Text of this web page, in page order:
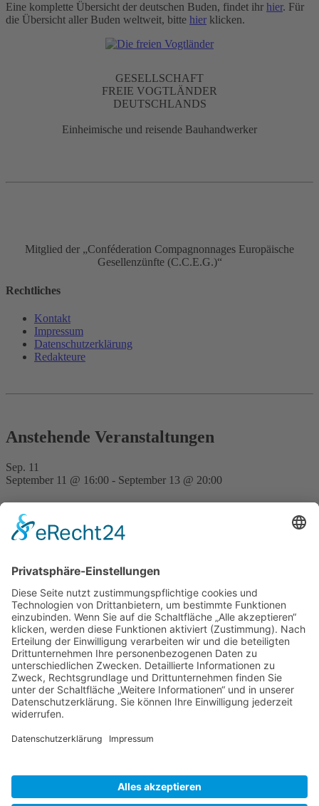
Eine komplette Übersicht der deutschen Buden, findet ihr hier. Für
die Übersicht aller Buden weltweit, bitte hier klicken.
GESELLSCHAFT
FREIE VOGTLÄNDER
DEUTSCHLANDS
Einheimische und reisende Bauhandwerker
Mitglied der „Conféderation Compagnonnages Europäische
Gesellenzünfte (C.C.E.G.)“
Rechtliches
Kontakt
Impressum
Datenschutz­erklärung
Redakteure
Anstehende Veranstaltungen
Sep. 11
September 11 @ 16:00 - September 13 @ 20:00
FVD Kongress auf der Bude Gera
Nov. 28
Traditionell erste FVD-Weihnachtsfeier auf Bude
Hilpoltstein
Kalender anzeigen
Neueste Beiträge
Erwanderung Simon 27. Juli 2026
Erwanderung Anton 27. Juli 2026
Reisendes Gesellentreffen Mai 2026 2. Juni 2026
Schiftkurs auf dem Zunfthaus in Hannover 2026
Schachtübergreifender Steinbildhauerkurs in Tröstau 2025
Inspirationen